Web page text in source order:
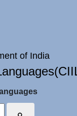
of India